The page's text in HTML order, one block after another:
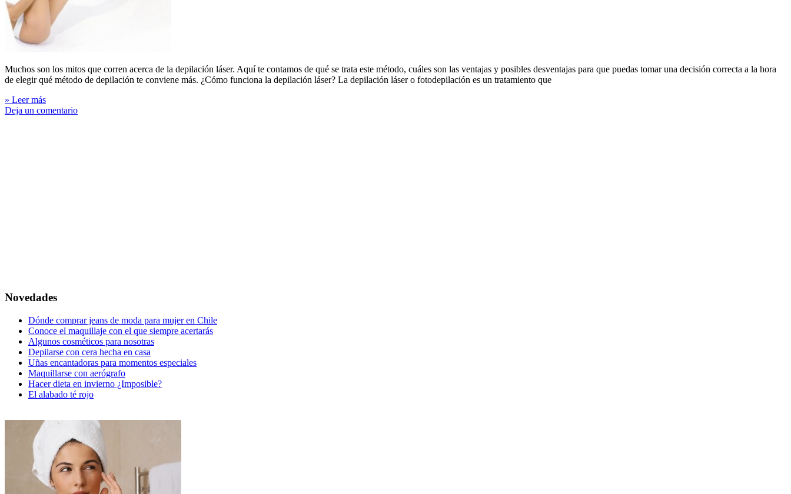
Muchos son los mitos que corren acerca de la depilación láser. Aquí te contamos de qué se trata este método, cuáles son las ventajas y posibles desventajas para que puedas tomar una decisión correcta a la hora
de elegir qué método de depilación te conviene más. ¿Cómo funciona la depilación láser? La depilación láser o fotodepilación es un tratamiento que
» Leer más
Deja un comentario
Novedades
Dónde comprar jeans de moda para mujer en Chile
Conoce el maquillaje con el que siempre acertarás
Algunos cosméticos para nosotras
Depilarse con cera hecha en casa
Uñas encantadoras para momentos especiales
Maquillarse con aerógrafo
Hacer dieta en invierno ¿Imposible?
El alabado té rojo